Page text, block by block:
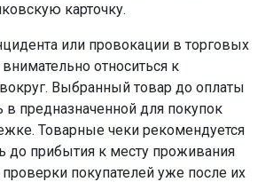
карточку.
или провокации в торговых
относиться к
Выбранный товар до оплаты
в предназначенной для покупок
Товарные чеки рекомендуется
до прибытия к месту проживания
покупателей уже после их